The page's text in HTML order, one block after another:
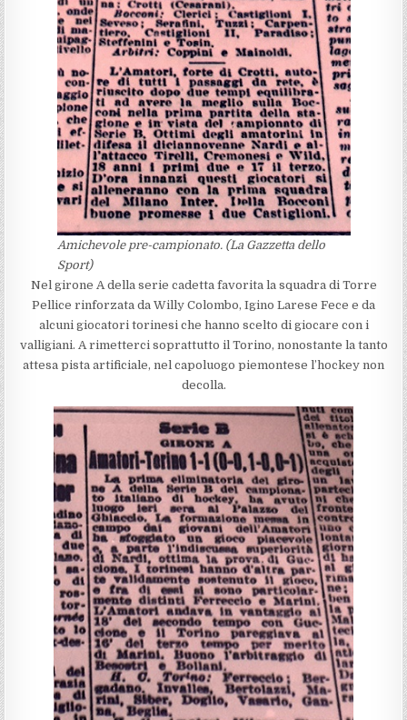
Amichevole pre-campionato. (La Gazzetta dello
Sport)
Nel girone A della serie cadetta favorita la squadra di Torre
Pellice rinforzata da Willy Colombo, Igino Larese Fece e da
alcuni giocatori torinesi che hanno scelto di giocare con i
valligiani. A rimetterci soprattutto il Torino, nonostante la tanto
attesa pista artificiale, nel capoluogo piemontese l’hockey non
decolla.